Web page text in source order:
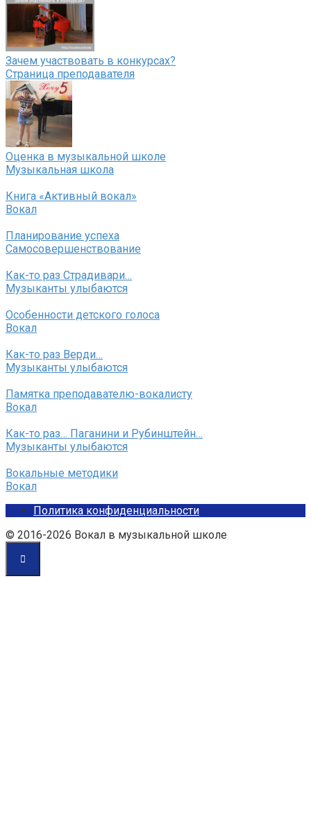
Зачем участвовать в конкурсах?
Страница преподавателя
Оценка в музыкальной школе
Музыкальная школа
Книга «Активный вокал»
Вокал
Планирование успеха
Самосовершенствование
Как-то раз Страдивари…
Музыканты улыбаются
Особенности детского голоса
Вокал
Как-то раз Верди…
Музыканты улыбаются
Памятка преподавателю-вокалисту
Вокал
Как-то раз… Паганини и Рубинштейн…
Музыканты улыбаются
Вокальные методики
Вокал
Политика конфиденциальности
© 2016-2026 Вокал в музыкальной школе